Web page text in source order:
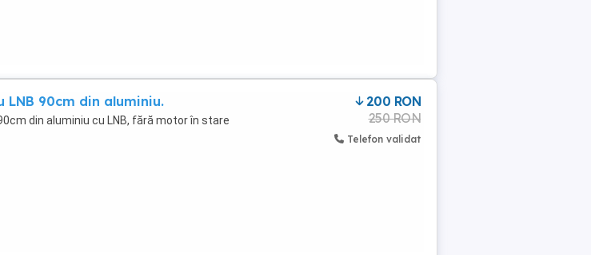
LNB 90cm din aluminiu.
din aluminiu cu LNB, fără motor în stare
200 RON
250 RON
Telefon validat